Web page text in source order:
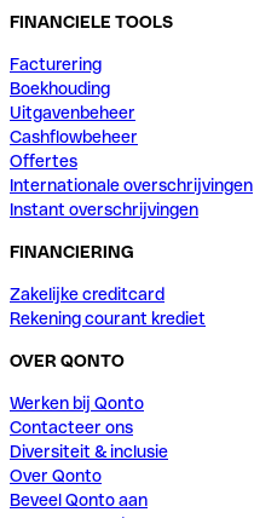
FINANCIELE TOOLS
Facturering
Boekhouding
Uitgavenbeheer
Cashflowbeheer
Offertes
Internationale overschrijvingen
Instant overschrijvingen
FINANCIERING
Zakelijke creditcard
Rekening courant krediet
OVER QONTO
Werken bij Qonto
Contacteer ons
Diversiteit & inclusie
Over Qonto
Beveel Qonto aan